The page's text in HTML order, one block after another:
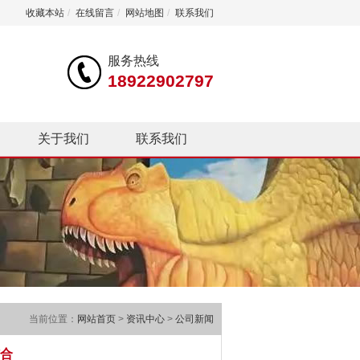
收藏本站 / 在线留言 / 网站地图 / 联系我们
服务热线
18922902797
关于我们 联系我们
当前位置： 网站首页 > 资讯中心 > 公司新闻